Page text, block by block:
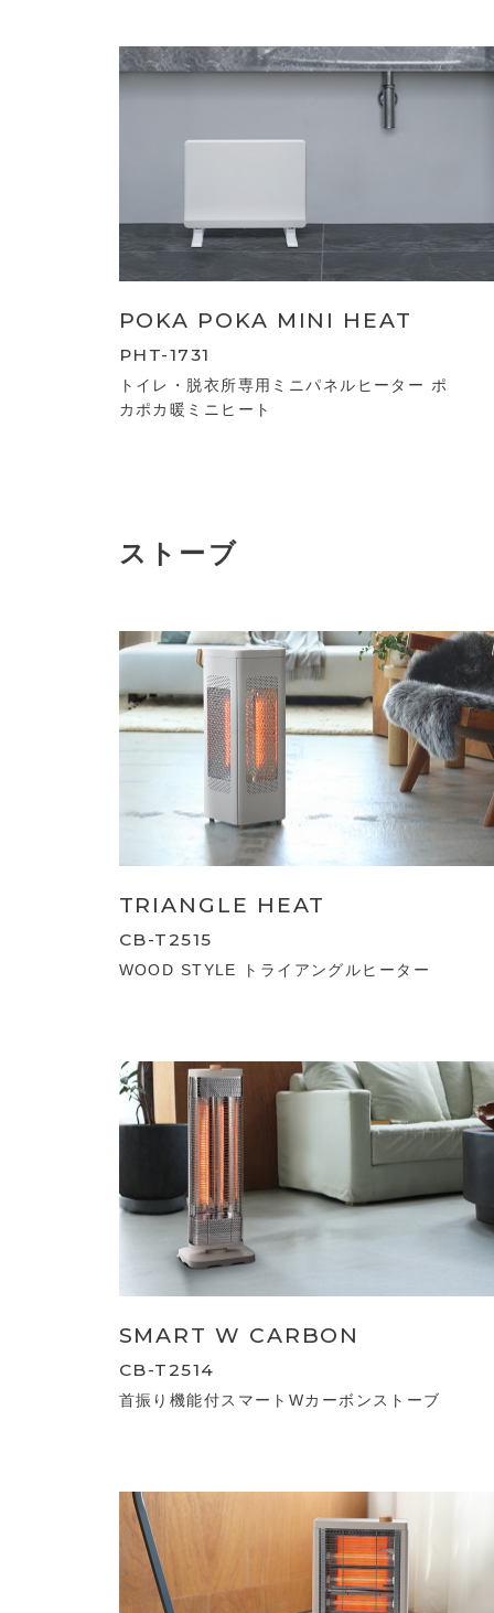
POKA POKA MINI HEAT
PHT-1731
トイレ・脱衣所専用ミニパネルヒーター ポ
カポカ暖ミニヒート
ストーブ
TRIANGLE HEAT
CB-T2515
WOOD STYLE トライアングルヒーター
SMART W CARBON
CB-T2514
首振り機能付スマートWカーボンストーブ